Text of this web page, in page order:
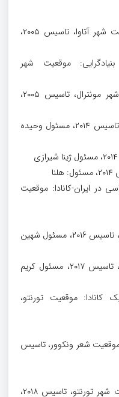
۱-انجمن ایران دموکراتیک پیام: موقعیت شهر آتاوا، تاسیس ۲۰۰۵،
موقعیت شهر
۳-انجمن دموکراتیک کبک: موقعیت شهر مونترال، تاسیس ۲۰۰۵،
۴-انجمن زنان ندا: موقعیت شهر اتاوا، تاسیس ۲۰۱۴، مسئول وحیده
در ایران-کانادا: موقعیت
۸-انجمن ۱۰۰۰ زن: موقعیت شهر تورنتو، تاسیس ۲۰۱۶، مسئول شهین
۹-زندانیان سیاسی: موقعیت شهر اتاوا، تاسیس ۲۰۱۷، مسئول کریم
کانادا: موقعیت تورنتو،
موقعیت شعر ونکوور، تاسیس
۱۲-انجمن جوانان ایرانی کانادا: موقعیت شهر تورنتو، تاسیس ۲۰۱۸،